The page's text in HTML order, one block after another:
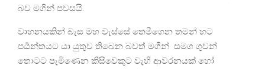
බව මගින් පවසයි.
වාහනයකින් බැස මහ වැස්සේ තෙමීගෙන තමන් හට
පර්‍යන්තයට යා යුතුව තිබෙන බවත් මගීන් සමග ගුවන්
තොටට පැමිණෙන කිසිවෙකුට වැහි ආවරනයක් හෝ